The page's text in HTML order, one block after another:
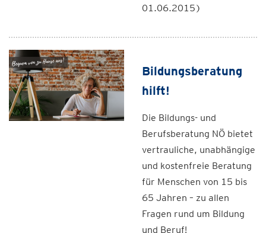
01.06.2015)
Bildungsberatung
hilft!
Die Bildungs- und
Berufsberatung NÖ bietet
vertrauliche, unabhängige
und kostenfreie Beratung
für Menschen von 15 bis
65 Jahren – zu allen
Fragen rund um Bildung
und Beruf!